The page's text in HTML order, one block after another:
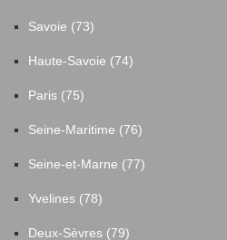
Savoie (73)
Haute-Savoie (74)
Paris (75)
Seine-Maritime (76)
Seine-et-Marne (77)
Yvelines (78)
Deux-Sèvres (79)